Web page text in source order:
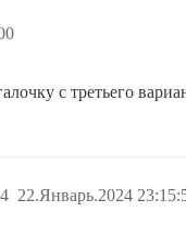
с третьего
22.Январь.2024
4